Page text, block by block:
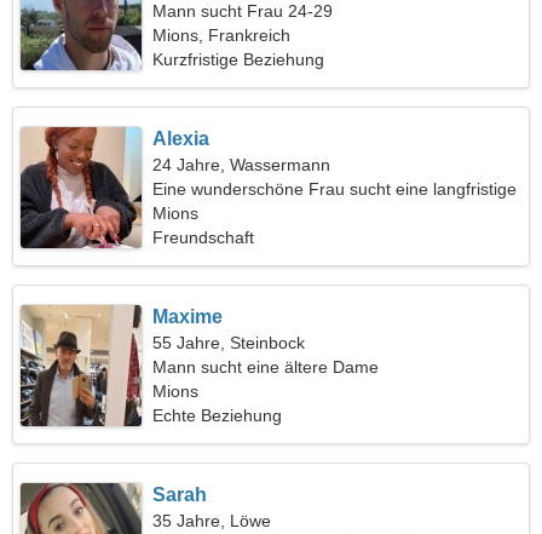
Mann sucht Frau 24-29
Mions, Frankreich
Kurzfristige Beziehung
Alexia
24 Jahre, Wassermann
Eine wunderschöne Frau sucht eine langfristige
Beziehung
Mions
Freundschaft
Maxime
55 Jahre, Steinbock
Mann sucht eine ältere Dame
Mions
Echte Beziehung
Sarah
35 Jahre, Löwe